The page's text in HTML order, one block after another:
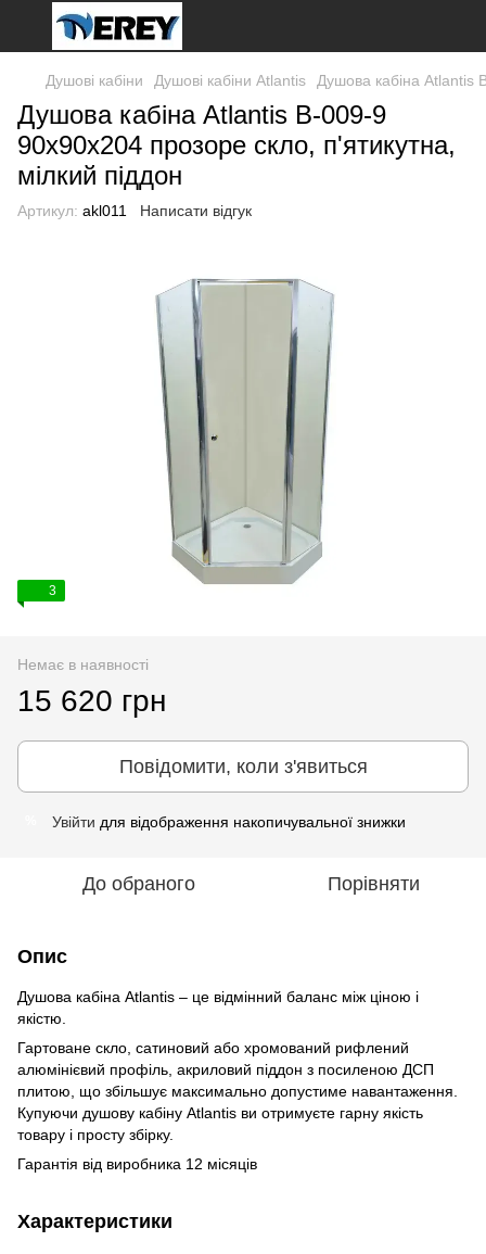
Душові кабіни Душові кабіни Atlantis Душова кабіна Atlantis
Душова кабіна Atlantis B-009-9
90х90х204 прозоре скло, п'ятикутна,
мілкий піддон
Артикул: akl011 Написати відгук
3
Немає в наявності
15 620 грн
Повідомити, коли з'явиться
Увійти для відображення накопичувальної знижки
До обраного Порівняти
Опис
Душова кабіна Atlantis – це відмінний баланс між ціною і
якістю.
Гартоване скло, сатиновий або хромований рифлений
алюмінієвий профіль, акриловий піддон з посиленою ДСП
плитою, що збільшує максимально допустиме навантаження.
Купуючи душову кабіну Atlantis ви отримуєте гарну якість
товару і просту збірку.
Гарантія від виробника 12 місяців
Характеристики